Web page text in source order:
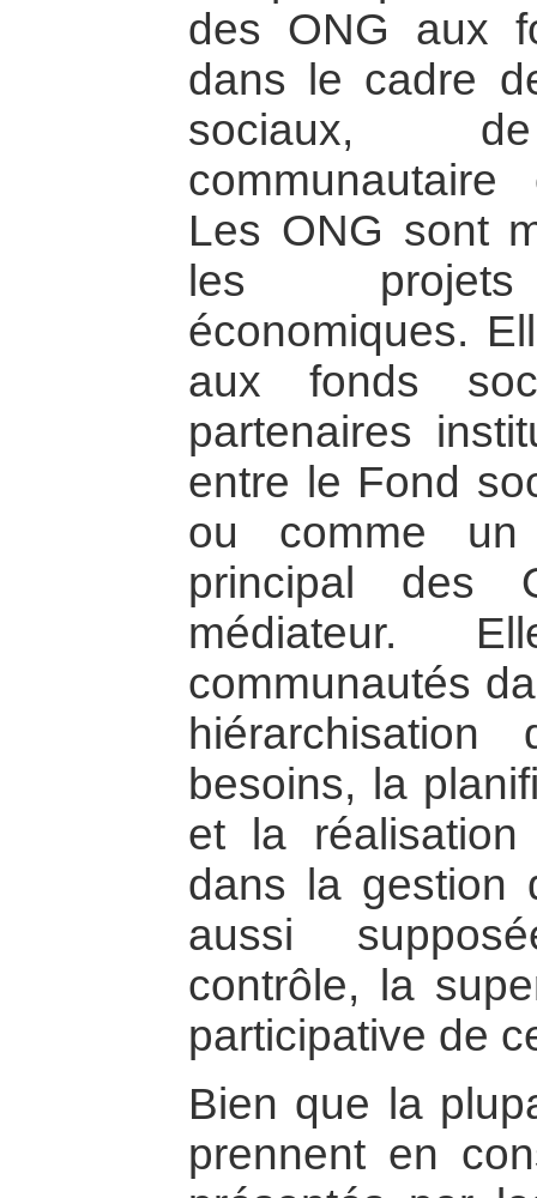
des ONG aux
dans le cadre
sociaux, de
Les ONG sont
les projets
économiques.
aux fonds
partenaires
entre le Fond
ou comme un
principal des
médiateur.
communautés
besoins, la
et la
dans la gestion
aussi
contrôle, la
participative de
Bien que la
prennent en